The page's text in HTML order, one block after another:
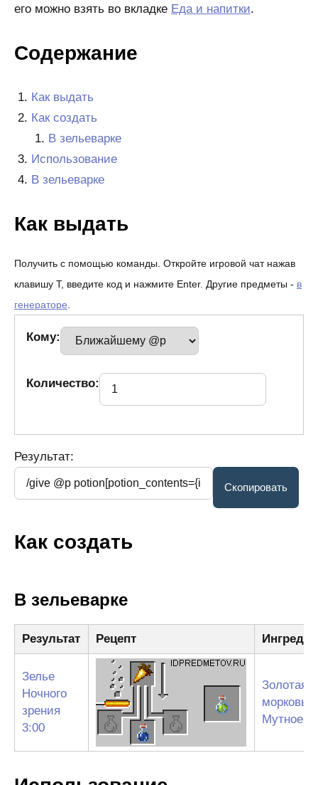
его можно взять во вкладке Еда и напитки.
Содержание
Как выдать
Как создать
В зельеварке
Использование
В зельеварке
Как выдать
Получить с помощью команды. Откройте игровой чат нажав
клавишу T, введите код и нажмите Enter. Другие предметы - в
генераторе.
Кому:
Количество:
Результат:
Как создать
В зельеварке
Результат Рецепт
Зелье
Ночного
зрения
3:00
Золотая
морковь
Мутное